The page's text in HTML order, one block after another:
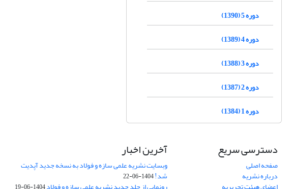
دوره 5 (1390)
دوره 4 (1389)
دوره 3 (1388)
دوره 2 (1387)
دوره 1 (1384)
دسترسی سریع
صفحه اصلی
درباره نشریه
آخرین اخبار
وبسایت نشریه علمی سازه و فولاد به نسخه جدید آپدیت
شد!1404-06-22